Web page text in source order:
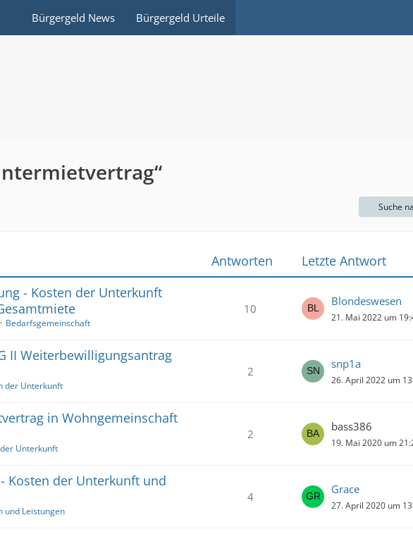
Bürgergeld News Bürgergeld Urteile
Suche
Antworten
Letzte Antwort
- Kosten der Unterkunft
Bedarfsgemeinschaft
10
Blondeswesen
21. Mai 2022 um
II Weiterbewilligungsantrag
der Unterkunft
2
snp1a
26. April 2022 um
in Wohngemeinschaft
Unterkunft
2
bass386
19. Mai 2020 um
Kosten der Unterkunft und
und Leistungen
4
Grace
27. April 2020 um